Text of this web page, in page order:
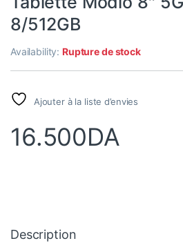
8/512GB
Availability:Rupture de stock
Ajouter à la liste d’envies
16.500DA
Description